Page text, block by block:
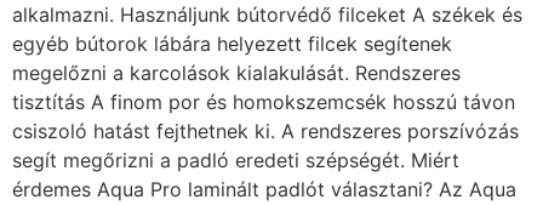
alkalmazni. Használjunk bútorvédő filceket A székek és
egyéb bútorok lábára helyezett filcek segítenek
megelőzni a karcolások kialakulását. Rendszeres
tisztítás A finom por és homokszemcsék hosszú távon
csiszoló hatást fejthetnek ki. A rendszeres porszívózás
segít megőrizni a padló eredeti szépségét. Miért
érdemes Aqua Pro laminált padlót választani? Az Aqua